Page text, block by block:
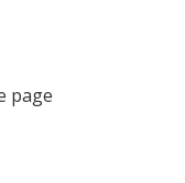
page